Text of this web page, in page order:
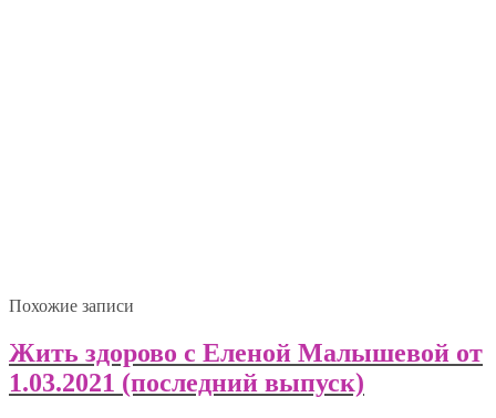
Похожие записи
Жить здорово с Еленой Малышевой от
1.03.2021 (последний выпуск)